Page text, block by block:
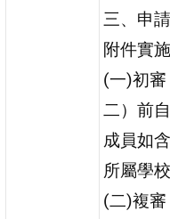
三、申
附件實
(一)初
二）前
成員如
所屬學
(二)複審